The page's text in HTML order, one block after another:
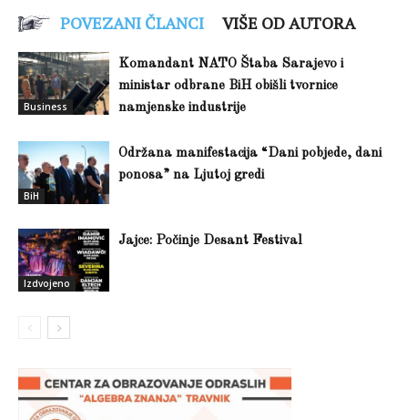
POVEZANI ČLANCI VIŠE OD AUTORA
Business
Komandant NATO Štaba Sarajevo i
ministar odbrane BiH obišli tvornice
namjenske industrije
BiH
Održana manifestacija “Dani pobjede, dani
ponosa” na Ljutoj gredi
Izdvojeno
Jajce: Počinje Desant Festival